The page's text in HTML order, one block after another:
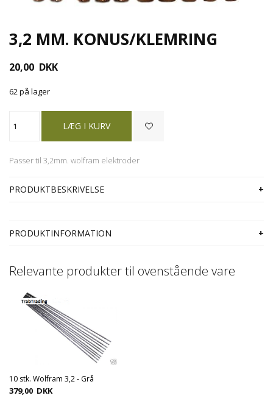
3,2 MM. KONUS/KLEMRING
20,00 DKK
62 på lager
Passer til 3,2mm. wolfram elektroder
PRODUKTBESKRIVELSE
PRODUKTINFORMATION
Relevante produkter til ovenstående vare
10 stk. Wolfram 3,2 - Grå
379,00 DKK